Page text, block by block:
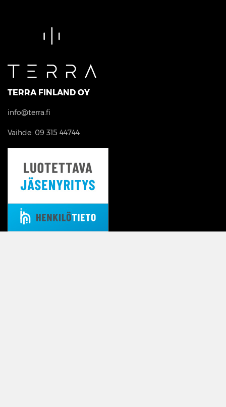
TERRA FINLAND OY
info@terra.fi
Vaihde: 09 315 44744